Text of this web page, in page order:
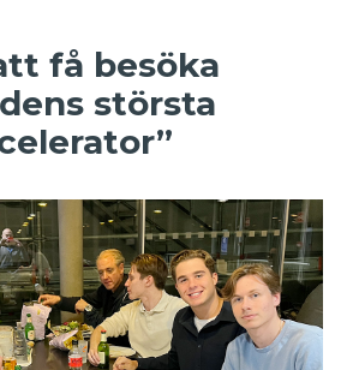
få besöka
största